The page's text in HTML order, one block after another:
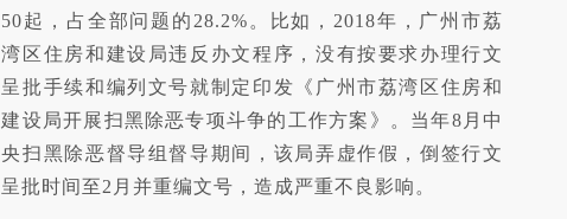
50起，占全部问题的28.2%。比如，2018年，广州市荔
湾区住房和建设局违反办文程序，没有按要求办理行文
呈批手续和编列文号就制定印发《广州市荔湾区住房和
建设局开展扫黑除恶专项斗争的工作方案》。当年8月中
央扫黑除恶督导组督导期间，该局弄虚作假，倒签行文
呈批时间至2月并重编文号，造成严重不良影响。